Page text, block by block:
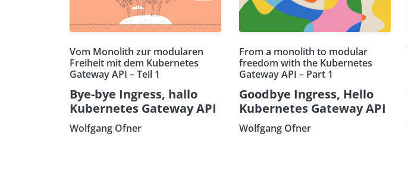
Vom Monolith zur modularen
Freiheit mit dem Kubernetes
Gateway API – Teil 1
Bye-bye Ingress, hallo
Kubernetes Gateway API
Wolfgang Ofner
From a monolith to modular
freedom with the Kubernetes
Gateway API – Part 1
Goodbye Ingress, Hello
Kubernetes Gateway API
Wolfgang Ofner